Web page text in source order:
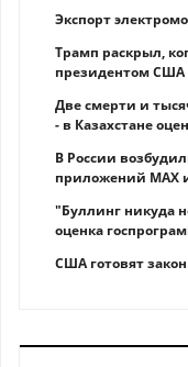
Экспорт
Трамп раскрыл,
президентом США
Две смерти и
- в Казахстане
В России
приложений MAX
"Буллинг никуда
оценка
США готовят